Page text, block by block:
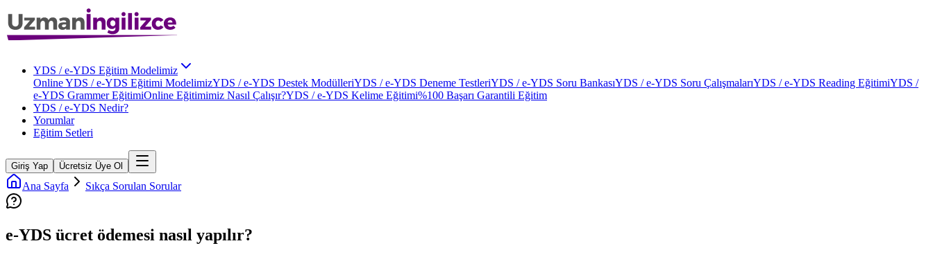
YDS / e-YDS Eğitim Modelimiz
Online YDS / e-YDS Eğitimi ModelimizYDS / e-YDS Destek ModülleriYDS / e-YDS Deneme TestleriYDS / e-YDS Soru BankasıYDS / e-YDS Soru ÇalışmalarıYDS / e-YDS Reading EğitimiYDS /
e-YDS Grammer EğitimiOnline Eğitimimiz Nasıl Çalışır?YDS / e-YDS Kelime Eğitimi%100 Başarı Garantili Eğitim
YDS / e-YDS Nedir?
Yorumlar
Eğitim Setleri
Giriş Yap Ücretsiz Üye Ol
Ana Sayfa Sıkça Sorulan Sorular
e-YDS ücret ödemesi nasıl yapılır?